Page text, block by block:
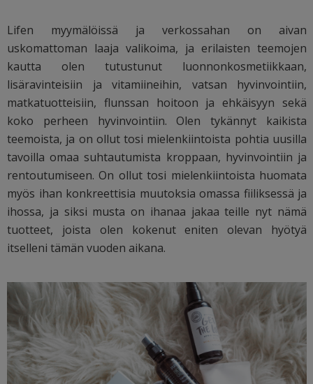
Lifen myymälöissä ja verkossahan on aivan
uskomattoman laaja valikoima, ja erilaisten teemojen
kautta olen tutustunut luonnonkosmetiikkaan,
lisäravinteisiin ja vitamiineihin, vatsan hyvinvointiin,
matkatuotteisiin, flunssan hoitoon ja ehkäisyyn sekä
koko perheen hyvinvointiin. Olen tykännyt kaikista
teemoista, ja on ollut tosi mielenkiintoista pohtia uusilla
tavoilla omaa suhtautumista kroppaan, hyvinvointiin ja
rentoutumiseen. On ollut tosi mielenkiintoista huomata
myös ihan konkreettisia muutoksia omassa fiiliksessä ja
ihossa, ja siksi musta on ihanaa jakaa teille nyt nämä
tuotteet, joista olen kokenut eniten olevan hyötyä
itselleni tämän vuoden aikana.